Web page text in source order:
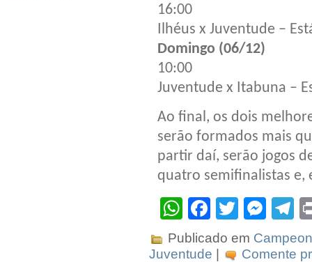
16:00
Ilhéus x Juventude –
Domingo (06/12)
10:00
Juventude x Itabuna –
Ao final, os dois
serão formados mais
partir daí, serão jogos
quatro semifinalistas e,
WhatsApp
Facebook
Twitter
Publicado em
Juventude
Comente